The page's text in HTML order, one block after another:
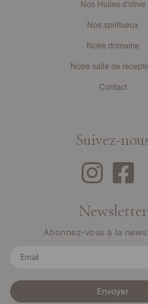
Nos Huiles d'olive
Nos spiritueux
Notre domaine
Notre salle de
Contact
Suivez-
Newsletter
Abonnez-vous à la
Envoyer